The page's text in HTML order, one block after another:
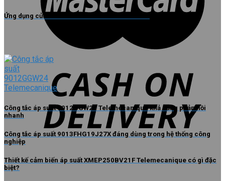
Ứng dụng của biến tần GS270-T3-018K VEICHI
Công tắc áp suất 9012GGW24 Telemecanique khả năng phản hồi
nhanh
Công tắc áp suất 9013FHG19J27X đáng dùng trong hệ thống công
nghiệp
Thiết kế cảm biến áp suất XMEP250BV21F Telemecanique có gì đặc
biệt?